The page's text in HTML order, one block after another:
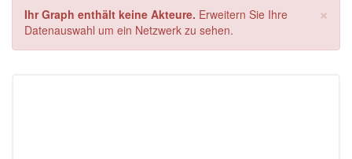
×
Ihr Graph enthält keine Akteure. Erweitern Sie Ihre
Datenauswahl um ein Netzwerk zu sehen.